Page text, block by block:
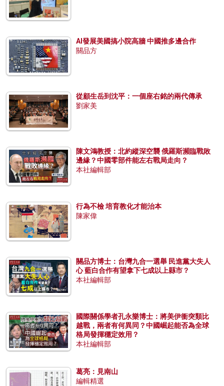
AI發展美國搞小院高牆 中國推多邊合作
關品方
從顧生岳到沈平：一個座右銘的兩代傳承
劉家美
陳文鴻教授：北約縱深空襲 俄羅斯瀕臨戰敗
邊緣？中國零部件能左右戰局走向？
本社編輯部
行為不檢 培育教化才能治本
陳家偉
關品方博士：台灣九合一選舉 民進黨大失人
心 藍白合作有望拿下七成以上縣市？
本社編輯部
國際關係學者孔永樂博士：將美伊衝突類比
越戰，兩者有何異同？中國崛起能否為全球
格局發揮穩定效用？
本社編輯部
葛亮：見南山
編輯精選